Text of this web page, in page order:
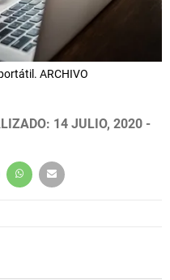
ARCHIVO
14 JULIO, 2020 -